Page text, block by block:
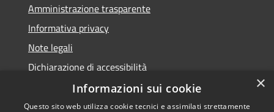
Amministrazione trasparente
Informativa privacy
Note legali
Dichiarazione di accessibilità
×
Informazioni sui cookie
Questo sito web utilizza cookie tecnici e assimilati strettamente